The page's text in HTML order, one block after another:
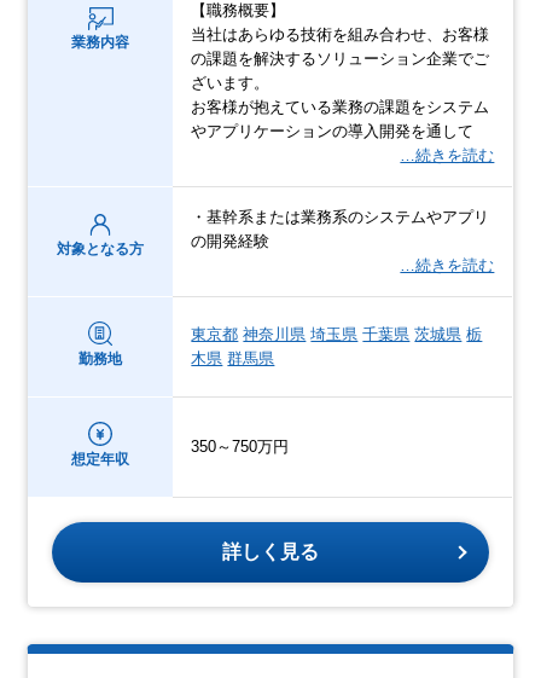
業務内容
【職務概要】
当社はあらゆる技術を組み合わせ、お客様
の課題を解決するソリューション企業でご
ざいます。
お客様が抱えている業務の課題をシステム
やアプリケーションの導入開発を通して
…続きを読む
対象となる方
・基幹系または業務系のシステムやアプリ
の開発経験
…続きを読む
勤務地
東京都 神奈川県 埼玉県 千葉県 茨城県 栃
木県 群馬県
想定年収
350～750万円
詳しく見る